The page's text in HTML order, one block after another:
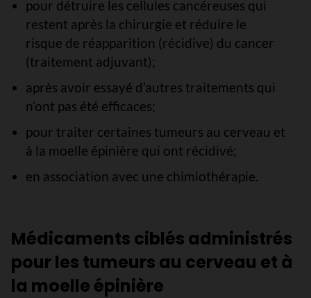
pour détruire les cellules cancéreuses qui
restent après la chirurgie et réduire le
risque de réapparition (récidive) du cancer
(traitement adjuvant);
après avoir essayé d’autres traitements qui
n’ont pas été efficaces;
pour traiter certaines tumeurs au cerveau et
à la moelle épinière qui ont récidivé;
en association avec une chimiothérapie.
Médicaments ciblés administrés
pour les tumeurs au cerveau et à
la moelle épinière